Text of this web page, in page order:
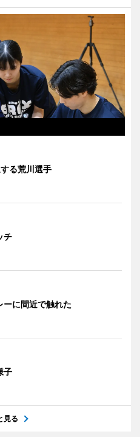
る荒川選手
チ
ーに間近で触れた
子
見る